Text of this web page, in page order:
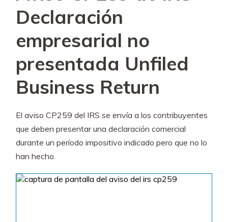
Declaración
empresarial no
presentada Unfiled
Business Return
El aviso CP259 del IRS se envía a los contribuyentes
que deben presentar una declaración comercial
durante un período impositivo indicado pero que no lo
han hecho.